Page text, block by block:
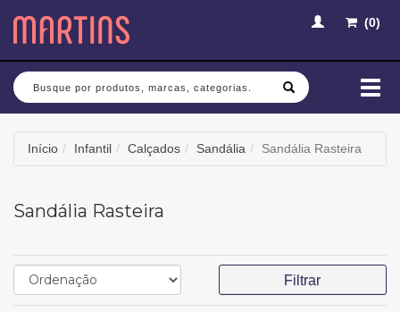
(0)
Busca
Início Infantil Calçados Sandália Sandália Rasteira
Sandália Rasteira
Filtrar